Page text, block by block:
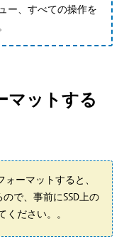
ー、すべての操作を
マットする
ーマットすると、
で、事前にSSD上の
ください。。